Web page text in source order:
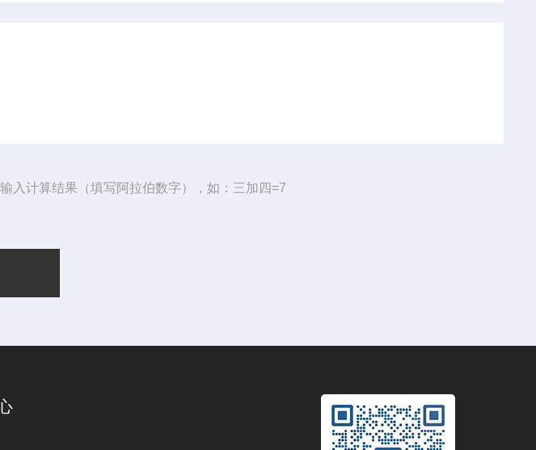
入计算结果（填写阿拉伯数字），如：三加四=7